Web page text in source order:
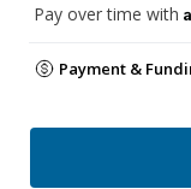
Pay over time with
Payment &